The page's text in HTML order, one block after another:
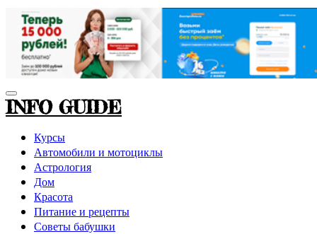
INFO GUIDE
Курсы
Автомобили и мотоциклы
Астрология
Дом
Красота
Питание и рецепты
Советы бабушки